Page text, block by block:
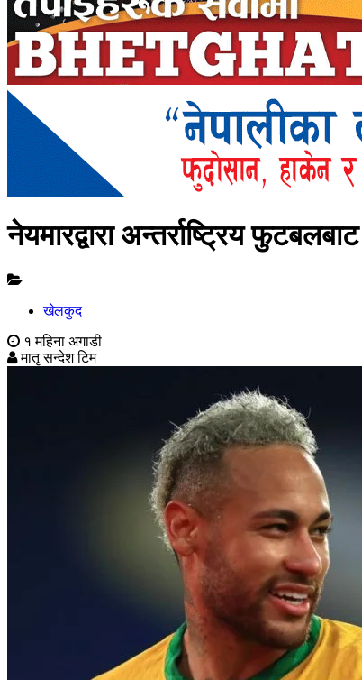
नेयमारद्वारा अन्तर्राष्ट्रिय
खेलकुद
१ महिना अगाडी
मातृ सन्देश टिम